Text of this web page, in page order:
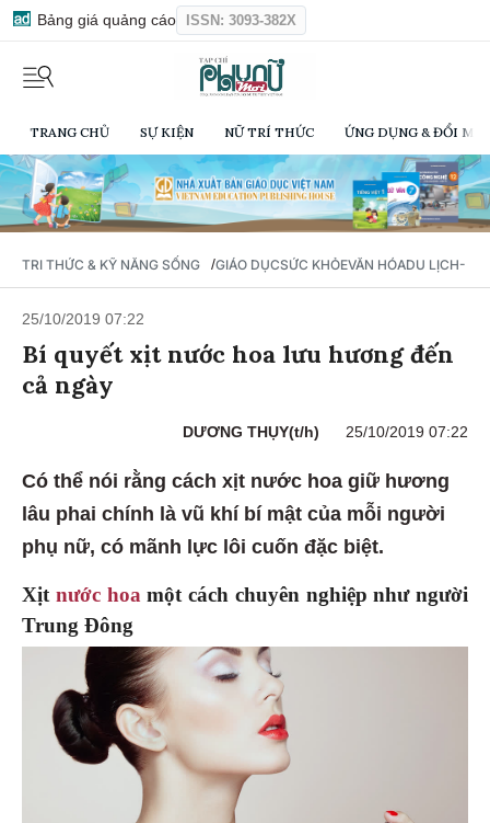
Bảng giá quảng cáo ISSN: 3093-382X
TRANG CHỦ SỰ KIỆN NỮ TRÍ THỨC ỨNG DỤNG & ĐỔI
TRI THỨC & KỸ NĂNG SỐNG /GIÁO DỤCSỨC KHỎEVĂN HÓADU LỊCH-
25/10/2019 07:22
Bí quyết xịt nước hoa lưu hương đến
cả ngày
DƯƠNG THỤY(t/h) 25/10/2019 07:22
Có thể nói rằng cách xịt nước hoa giữ hương
lâu phai chính là vũ khí bí mật của mỗi người
phụ nữ, có mãnh lực lôi cuốn đặc biệt.
Xịt nước hoamột cách chuyên nghiệp như người
Trung Đông